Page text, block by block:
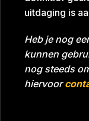
uitdaging is
Heb je nog
kunnen
nog steeds
hiervoor
Tijd Bijna